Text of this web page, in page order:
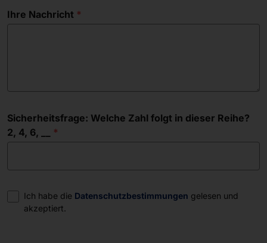
Ihre Nachricht
Sicherheitsfrage: Welche Zahl folgt in dieser Reihe?
2, 4, 6, __
Einwilligung
Ich habe die Datenschutzbestimmungen gelesen und
akzeptiert.